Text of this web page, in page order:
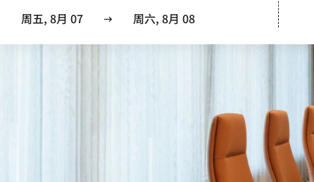
周五, 8月 07 周六, 8月 08